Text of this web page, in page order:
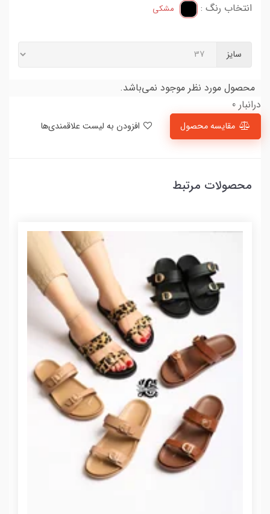
انتخاب رنگ : مشکی
سایز
محصول مورد نظر موجود نمی‌باشد.
درانبار 0
مقایسه محصول
محصولات مرتبط